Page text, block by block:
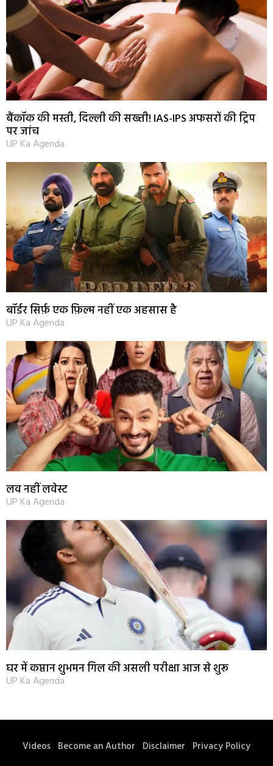
बैंकॉक की मस्ती, दिल्ली की सख्ती! IAS-IPS अफसरों की ट्रिप
पर जांच
UP Ka Agenda
बॉर्डर सिर्फ़ एक फ़िल्म नहीं एक अहसास है
UP Ka Agenda
लव नहीं लवेस्ट
UP Ka Agenda
घर में कप्तान शुभमन गिल की असली परीक्षा आज से शुरू
UP Ka Agenda
Videos Become an Author Disclaimer Privacy Policy